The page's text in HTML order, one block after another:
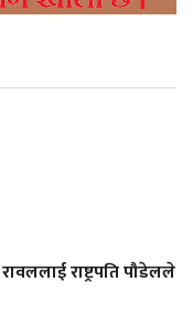
राष्ट्रपति पौडेलले